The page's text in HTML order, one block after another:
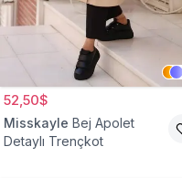
52,50$
Misskayle Bej Apolet
Detaylı Trençkot